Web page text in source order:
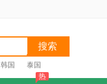
搜索
韩国 泰国
热